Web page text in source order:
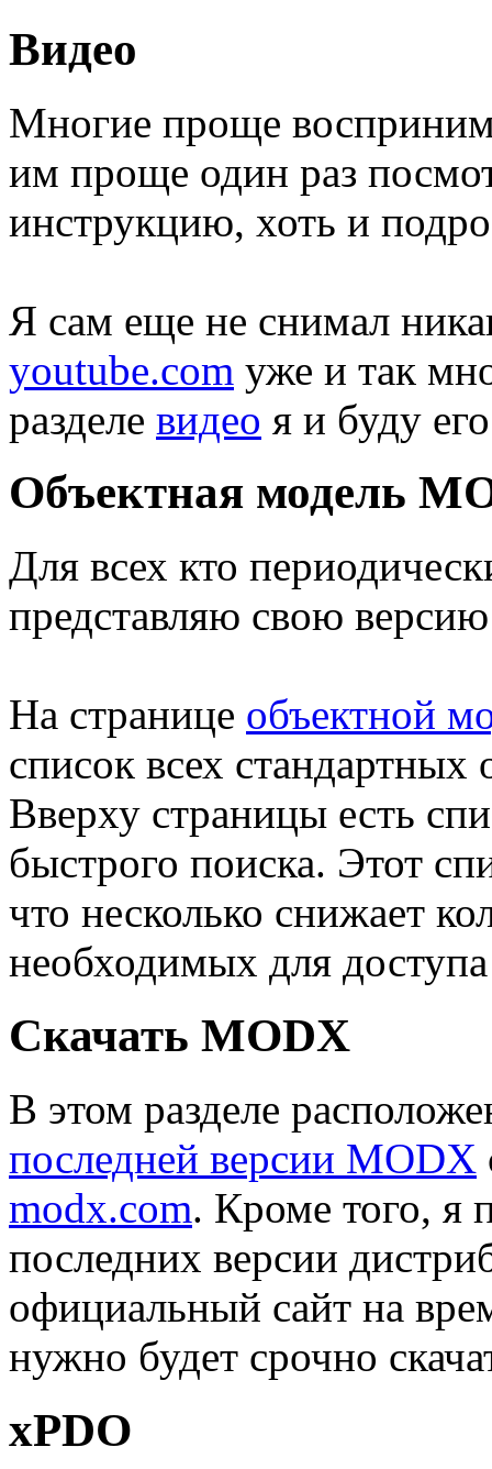
Видео
Многие проще
им проще один раз
инструкцию, хоть и
Я сам еще не снимал
youtube.com уже и так
разделе видео я и буду
Объектная модель
Для всех кто
представляю свою
На странице объектной
список всех стандартных
Вверху страницы есть
быстрого поиска. Этот
что несколько снижает
необходимых для
Скачать MODX
В этом разделе
последней версии MODX
modx.com. Кроме того, я
последних версии
официальный сайт на
нужно будет срочно
xPDO